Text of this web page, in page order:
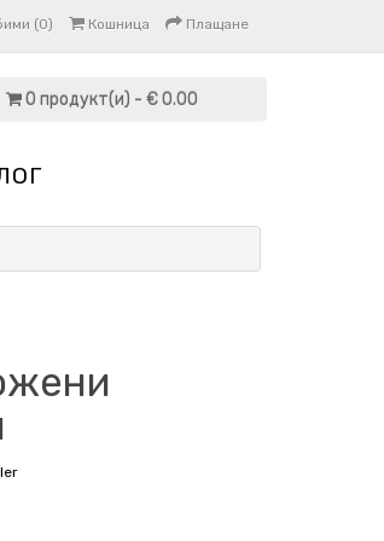
(0) Кошница Плащане
0 продукт(и) - € 0.00